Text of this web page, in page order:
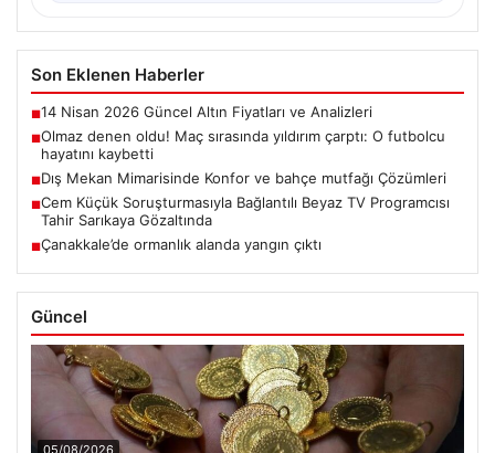
Son Eklenen Haberler
■14 Nisan 2026 Güncel Altın Fiyatları ve Analizleri
■Olmaz denen oldu! Maç sırasında yıldırım çarptı: O futbolcu
hayatını kaybetti
■Dış Mekan Mimarisinde Konfor ve bahçe mutfağı Çözümleri
■Cem Küçük Soruşturmasıyla Bağlantılı Beyaz TV Programcısı
Tahir Sarıkaya Gözaltında
■Çanakkale’de ormanlık alanda yangın çıktı
Güncel